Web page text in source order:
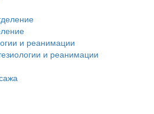
и реанимации
и реанимации